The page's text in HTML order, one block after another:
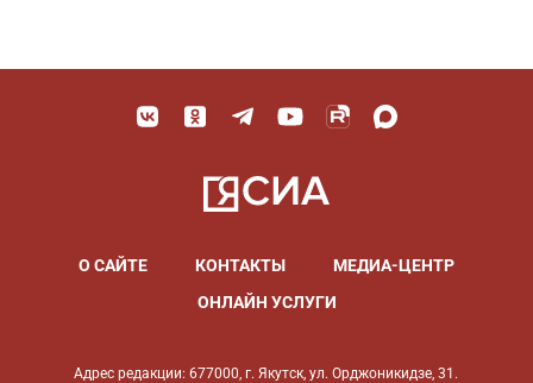
О САЙТЕ КОНТАКТЫ
МЕДИА-ЦЕНТР
ОНЛАЙН УСЛУГИ
Адрес редакции: 677000, г. Якутск, ул. Орджоникидзе, 31.